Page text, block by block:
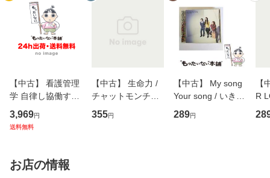
【中古】 看護管理
学 自律し協働する
専門職の看護マネ
ジメントスキル 改
恵 藤本幸三 / 南江
堂 [単行
3,969円
送料無料
【中古】 生命力 /
チャットモンチー /
キューンレコード
[CD]【メール便送
355円
【中古】 My song
Your song / いきも
のがかり / [CD]
【メール便送料無
289円
【
R
産
お店の情報